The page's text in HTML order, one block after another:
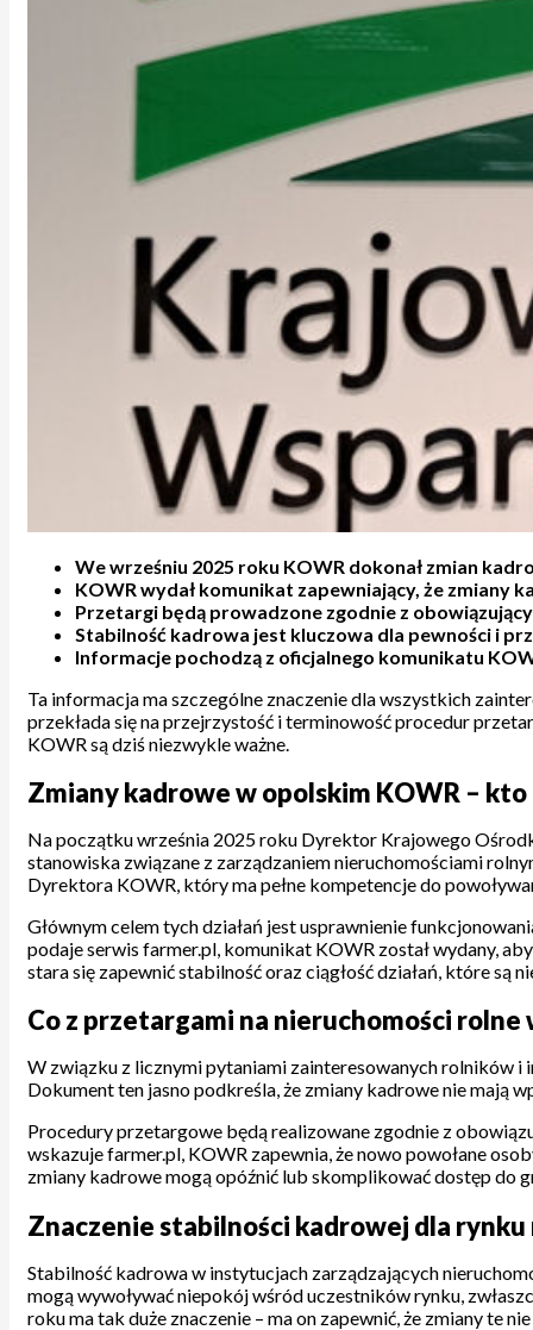
We wrześniu 2025 roku KOWR dokonał zmian
KOWR wydał komunikat zapewniający, że zmiany
Przetargi będą prowadzone zgodnie z
Stabilność kadrowa jest kluczowa dla pewności i
Informacje pochodzą z oficjalnego komunikatu
Ta informacja ma szczególne znaczenie dla wszystkich
przekłada się na przejrzystość i terminowość procedur
KOWR są dziś niezwykle ważne.
Zmiany kadrowe w opolskim KOWR – kto
Na początku września 2025 roku Dyrektor Krajowego
stanowiska związane z zarządzaniem nieruchomościami
Dyrektora KOWR, który ma pełne kompetencje do
Głównym celem tych działań jest usprawnienie
podaje serwis farmer.pl, komunikat KOWR został wydany,
stara się zapewnić stabilność oraz ciągłość działań, które są
Co z przetargami na nieruchomości rolne
W związku z licznymi pytaniami zainteresowanych rolników
Dokument ten jasno podkreśla, że zmiany kadrowe nie mają
Procedury przetargowe będą realizowane zgodnie z
wskazuje farmer.pl, KOWR zapewnia, że nowo powołane
zmiany kadrowe mogą opóźnić lub skomplikować dostęp do
Znaczenie stabilności kadrowej dla
Stabilność kadrowa w instytucjach zarządzających
mogą wywoływać niepokój wśród uczestników rynku,
roku ma tak duże znaczenie – ma on zapewnić, że zmiany te